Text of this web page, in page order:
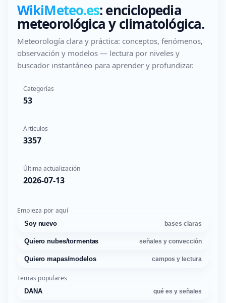
WikiMeteo.es: enciclopedia
meteorológica y climatológica.
Meteorología clara y práctica: conceptos, fenómenos,
observación y modelos — lectura por niveles y
buscador instantáneo para aprender y profundizar.
Categorías
53
Artículos
3357
Última actualización
2026-07-13
Empieza por aquí
Soy nuevo bases claras
Quiero nubes/tormentas señales y convección
Quiero mapas/modelos campos y lectura
Temas populares
DANA qué es y señales